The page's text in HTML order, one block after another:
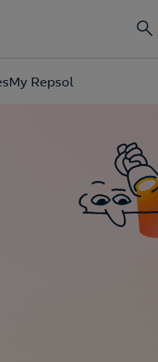
My Repsol